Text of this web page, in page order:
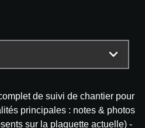
de suivi de chantier pour
principales : notes & photos
sur la plaquette actuelle) -